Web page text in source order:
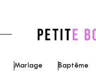
Mariage Baptême